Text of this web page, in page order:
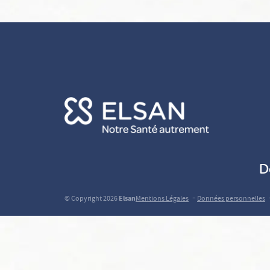
© Copyright 2026ElsanMentions Légales -Données personnelles